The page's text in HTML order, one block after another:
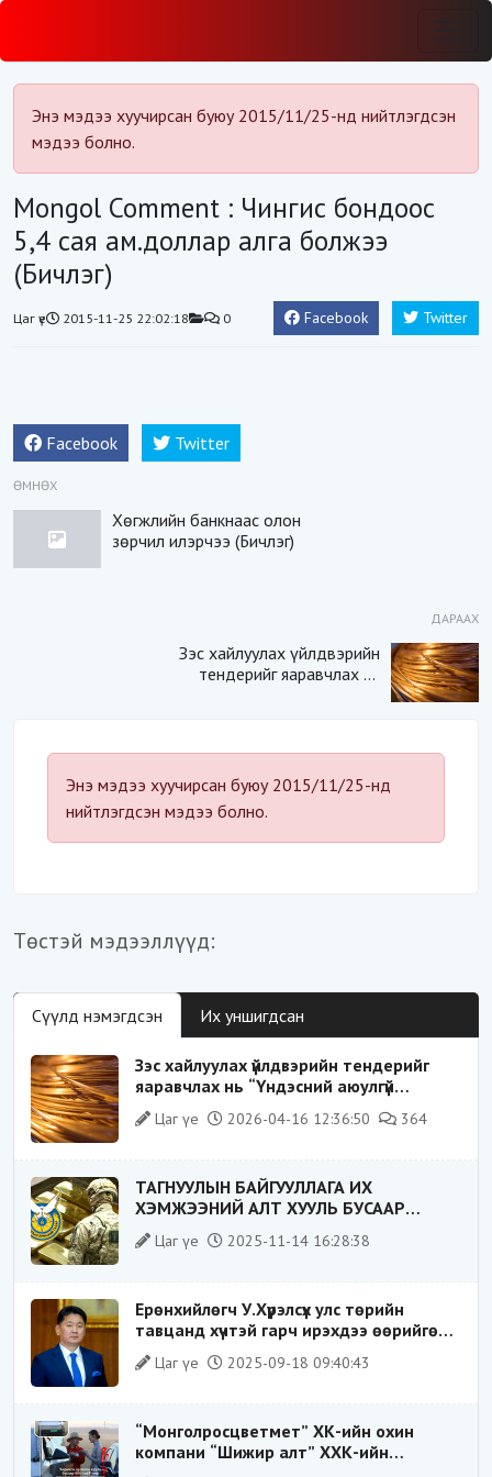
Энэ мэдээ хуучирсан буюу 2015/11/25-нд нийтлэгдсэн
мэдээ болно.
Mongol Comment : Чингис бондоос
5,4 сая ам.доллар алга болжээ
(Бичлэг)
Цаг үе 2015-11-25 22:02:18 0 Facebook Twitter
Facebook Twitter
ӨМНӨХ
Хөгжлийн банкнаас олон
зөрчил илэрчээ (Бичлэг)
ДАРААХ
Зэс хайлуулах үйлдвэрийн
тендерийг яаравчлах нь
Энэ мэдээ хуучирсан буюу 2015/11/25-нд
нийтлэгдсэн мэдээ болно.
Төстэй мэдээллүүд:
Сүүлд нэмэгдсэн Их уншигдсан
Зэс хайлуулах үйлдвэрийн тендерийг
яаравчлах нь “Үндэсний аюулгүй
байдал“-д эрсдэлтэй юу?
Цаг үе 2026-04-16 12:36:50 364
ТАГНУУЛЫН БАЙГУУЛЛАГА ИХ
ХЭМЖЭЭНИЙ АЛТ ХУУЛЬ БУСААР
ХИЛЭЭР ГАРГАХ ГЭЖ БАЙСАН
ҮЙЛДЛИЙГ ТАСЛАН ЗОГСООЛОО
Цаг үе 2025-11-14 16:28:38
Ерөнхийлөгч У.Хүрэлсүх улс төрийн
тавцанд хүчтэй гарч ирэхдээ өөрийгөө
шударга ёсны төлөө тэмцэгч, “хуучин
тогтолцооны хонгилыг нураагч” гэсэн
Цаг үе 2025-09-18 09:40:43
“Монголросцветмет” ХК-ийн охин
компани “Шижир алт” ХХК-ийн
Гүйцэтгэх захирлаар ажиллаж байсан